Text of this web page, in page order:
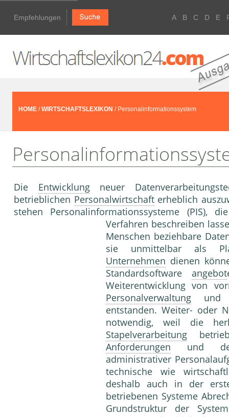
Empfehlungen A B C D E
HOME /WIRTSCHAFTSLEXIKON / Personalinformationssystem
Die Entwicklungneuer
betrieblichen Personalwirtschafterheblich
stehen Personalinformationssysteme (PIS),
Verfahren beschreiben
Menschen beziehbare
sie unmittelbar als
Unternehmen dienen
Standardsoftware angebot
Weiterentwicklung von
Personalverwaltung und
entstanden. Weiter- oder
notwendig, weil die
Stapelverarbeitung
Anforderungen und
administrativer
technische wie
deshalb auch in der
betriebenen Systeme
Grundstruktur der